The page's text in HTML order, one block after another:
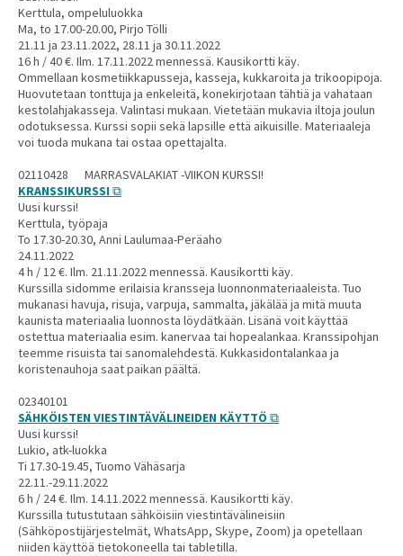
Kerttula, ompeluluokka
Ma, to 17.00-20.00, Pirjo Tölli
21.11 ja 23.11.2022, 28.11 ja 30.11.2022
16 h / 40 €. Ilm. 17.11.2022 mennessä. Kausikortti käy.
Ommellaan kosmetiikkapusseja, kasseja, kukkaroita ja trikoopipoja.
Huovutetaan tonttuja ja enkeleitä, konekirjotaan tähtiä ja vahataan
kestolahjakasseja. Valintasi mukaan. Vietetään mukavia iltoja joulun
odotuksessa. Kurssi sopii sekä lapsille että aikuisille. Materiaaleja
voi tuoda mukana tai ostaa opettajalta.
02110428 MARRASVALAKIAT -VIIKON KURSSI!
KRANSSIKURSSI
Uusi kurssi!
Kerttula, työpaja
To 17.30-20.30, Anni Laulumaa-Peräaho
24.11.2022
4 h / 12 €. Ilm. 21.11.2022 mennessä. Kausikortti käy.
Kurssilla sidomme erilaisia kransseja luonnonmateriaaleista. Tuo
mukanasi havuja, risuja, varpuja, sammalta, jäkälää ja mitä muuta
kaunista materiaalia luonnosta löydätkään. Lisänä voit käyttää
ostettua materiaalia esim. kanervaa tai hopealankaa. Kranssipohjan
teemme risuista tai sanomalehdestä. Kukkasidontalankaa ja
koristenauhoja saat paikan päältä.
02340101
SÄHKÖISTEN VIESTINTÄVÄLINEIDEN KÄYTTÖ
Uusi kurssi!
Lukio, atk-luokka
Ti 17.30-19.45, Tuomo Vähäsarja
22.11.-29.11.2022
6 h / 24 €. Ilm. 14.11.2022 mennessä. Kausikortti käy.
Kurssilla tutustutaan sähköisiin viestintävälineisiin
(Sähköpostijärjestelmät, WhatsApp, Skype, Zoom) ja opetellaan
niiden käyttöä tietokoneella tai tabletilla.